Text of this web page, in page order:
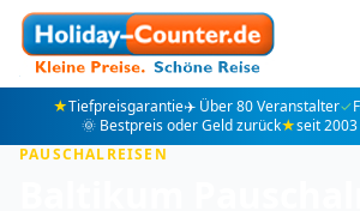
★Tiefpreisgarantie✈️ Über 80 Veranstalter✓
🌞 Bestpreis oder Geld zurück★seit
PAUSCHALREISEN